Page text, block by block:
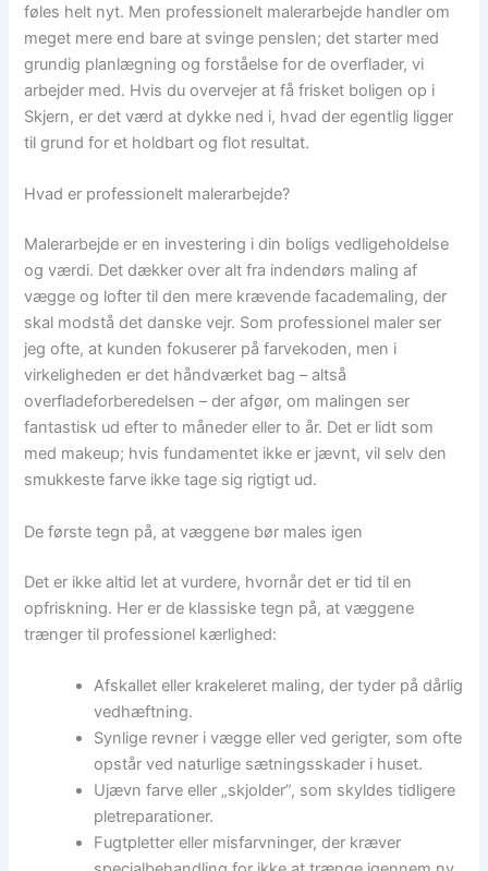
føles helt nyt. Men professionelt malerarbejde handler om
meget mere end bare at svinge penslen; det starter med
grundig planlægning og forståelse for de overflader, vi
arbejder med. Hvis du overvejer at få frisket boligen op i
Skjern, er det værd at dykke ned i, hvad der egentlig ligger
til grund for et holdbart og flot resultat.
Hvad er professionelt malerarbejde?
Malerarbejde er en investering i din boligs vedligeholdelse
og værdi. Det dækker over alt fra indendørs maling af
vægge og lofter til den mere krævende facademaling, der
skal modstå det danske vejr. Som professionel maler ser
jeg ofte, at kunden fokuserer på farvekoden, men i
virkeligheden er det håndværket bag – altså
overfladeforberedelsen – der afgør, om malingen ser
fantastisk ud efter to måneder eller to år. Det er lidt som
med makeup; hvis fundamentet ikke er jævnt, vil selv den
smukkeste farve ikke tage sig rigtigt ud.
De første tegn på, at væggene bør males igen
Det er ikke altid let at vurdere, hvornår det er tid til en
opfriskning. Her er de klassiske tegn på, at væggene
trænger til professionel kærlighed:
Afskallet eller krakeleret maling, der tyder på dårlig
vedhæftning.
Synlige revner i vægge eller ved gerigter, som ofte
opstår ved naturlige sætningsskader i huset.
Ujævn farve eller „skjolder”, som skyldes tidligere
pletreparationer.
Fugtpletter eller misfarvninger, der kræver